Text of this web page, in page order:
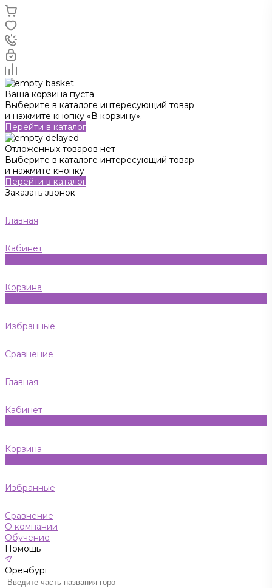
Ваша корзина пуста
Выберите в каталоге интересующий товар
и нажмите кнопку «В корзину».
Перейти в каталог
Отложенных товаров нет
Выберите в каталоге интересующий товар
и нажмите кнопку
Перейти в каталог
Заказать звонок
Главная
Кабинет
Корзина
Избранные
Сравнение
Главная
Кабинет
Корзина
Избранные
Сравнение
О компании
Обучение
Помощь
Оренбург